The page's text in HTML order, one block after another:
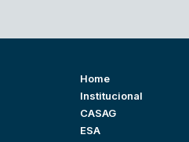
Home
Institucional
CASAG
ESA